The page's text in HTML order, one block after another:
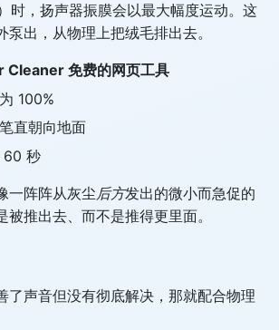
时，扬声器振膜会以最大幅度运动。这
泵出，从物理上把绒毛排出去。
Cleaner 免费的网页工具
100%
直朝向地面
60 秒
一阵阵从灰尘后方发出的微小而急促的
被推出去、而不是推得更里面。
了声音但没有彻底解决，那就配合物理